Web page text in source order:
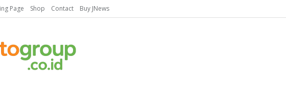
Page Shop Contact Buy JNews